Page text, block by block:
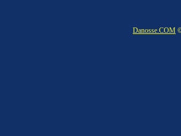
Danosse.COM